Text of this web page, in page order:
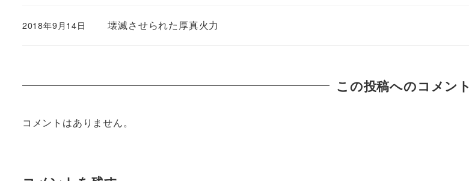
壊滅させられた厚真火力
2018年9月14日
この投稿へのコメント
コメントはありません。